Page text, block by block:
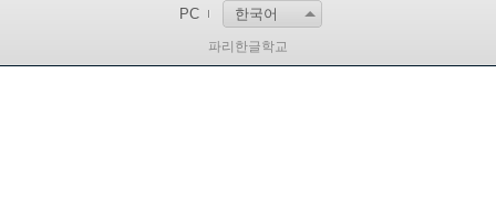
PC 한국어
파리한글학교